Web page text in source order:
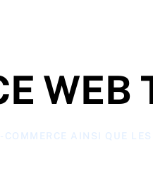
WEB
AINSI QUE